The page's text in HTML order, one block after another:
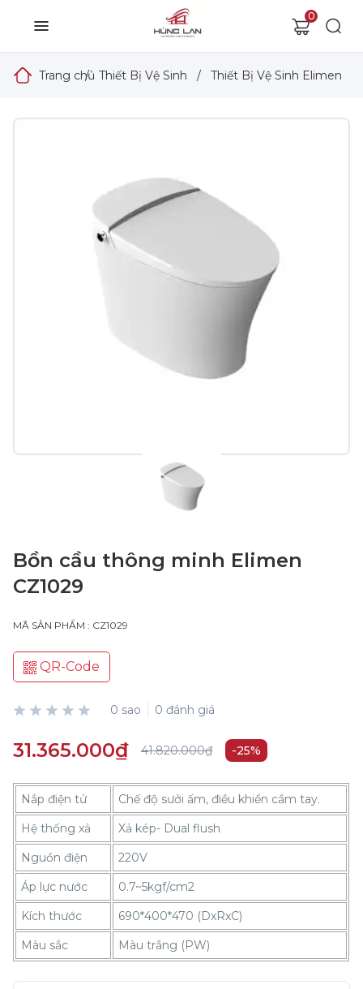
0
Trang chủ
/ Thiết Bị Vệ Sinh / Thiết Bị Vệ Sinh Elimen
Bồn cầu thông minh Elimen
CZ1029
MÃ SẢN PHẨM : CZ1029
QR-Code
0 sao 0 đánh giá
31.365.000₫ 41.820.000₫ -25%
Nắp điện tử
Chế độ sưởi ấm, điều khiển cầm tay.
Hệ thống xả
Xả kép- Dual flush
Nguồn điện
220V
Áp lực nước
0.7~5kgf/cm2
Kích thước
690*400*470 (DxRxC)
Màu sắc
Màu trắng (PW)